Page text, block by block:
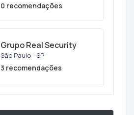
0 recomendações
Grupo Real Security
São Paulo - SP
3 recomendações